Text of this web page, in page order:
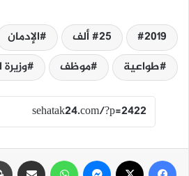
2019 25 ألف الإدمان
طواعية
موظف
فيسبوك ماسنجر واتساب مشاركة